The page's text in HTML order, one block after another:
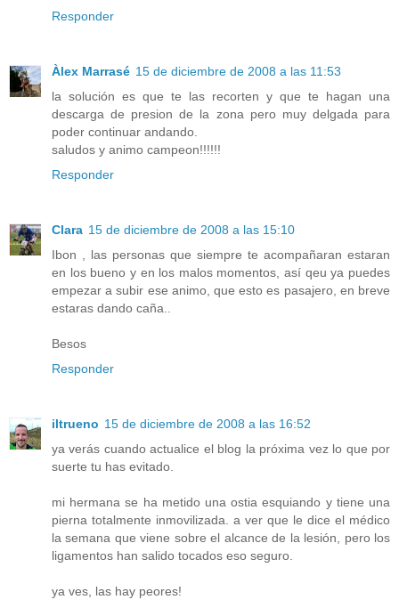
Responder
Àlex Marrasé 15 de diciembre de 2008 a las 11:53
la solución es que te las recorten y que te hagan una
descarga de presion de la zona pero muy delgada para
poder continuar andando.
saludos y animo campeon!!!!!!
Responder
Clara 15 de diciembre de 2008 a las 15:10
Ibon , las personas que siempre te acompañaran estaran
en los bueno y en los malos momentos, así qeu ya puedes
empezar a subir ese animo, que esto es pasajero, en breve
estaras dando caña..
Besos
Responder
iltrueno 15 de diciembre de 2008 a las 16:52
ya verás cuando actualice el blog la próxima vez lo que por
suerte tu has evitado.
mi hermana se ha metido una ostia esquiando y tiene una
pierna totalmente inmovilizada. a ver que le dice el médico
la semana que viene sobre el alcance de la lesión, pero los
ligamentos han salido tocados eso seguro.
ya ves, las hay peores!